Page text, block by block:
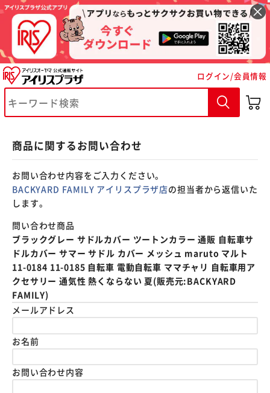
ログイン/会員情報
商品に関するお問い合わせ
お問い合わせ内容をご入力ください。
BACKYARD FAMILY アイリスプラザ店の担当者から返信いた
します。
問い合わせ商品
ブラックグレー サドルカバー ツートンカラー 通販 自転車サ
ドルカバー サマー サドル カバー メッシュ maruto マルト
11-0184 11-0185 自転車 電動自転車 ママチャリ 自転車用ア
クセサリー 通気性 熱くならない 夏(販売元:BACKYARD
FAMILY)
メールアドレス
お名前
お問い合わせ内容
※ご確認ください
カートに入れる